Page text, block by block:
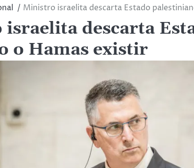
Ministro israelita descarta Estado
descarta
o Hamas existir